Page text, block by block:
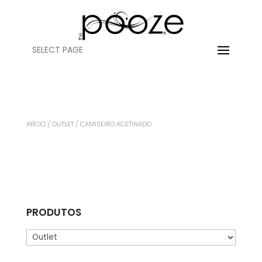
SELECT PAGE
INÍCIO/ OUTLET/ CAMISEIRO ACETINADO
PRODUTOS